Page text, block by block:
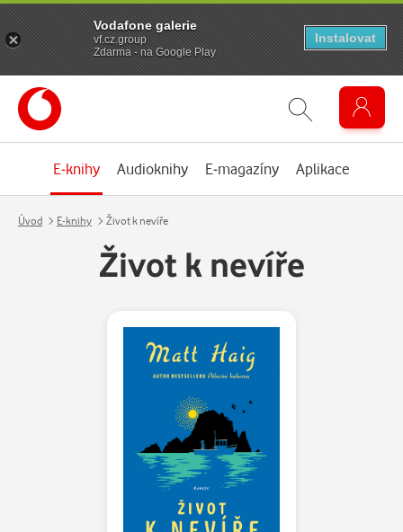
E-knihy Audioknihy E-magazíny Aplikace
Úvod E-knihy Život k nevíře
Život k nevíře
Vodafone galerie
vf.cz.group
Zdarma - na Google Play
Instalovat